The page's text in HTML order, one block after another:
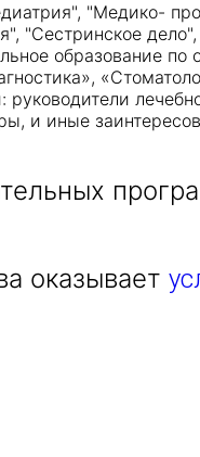
"Медико-
"Сестринское
образование по
и иные
оказывает